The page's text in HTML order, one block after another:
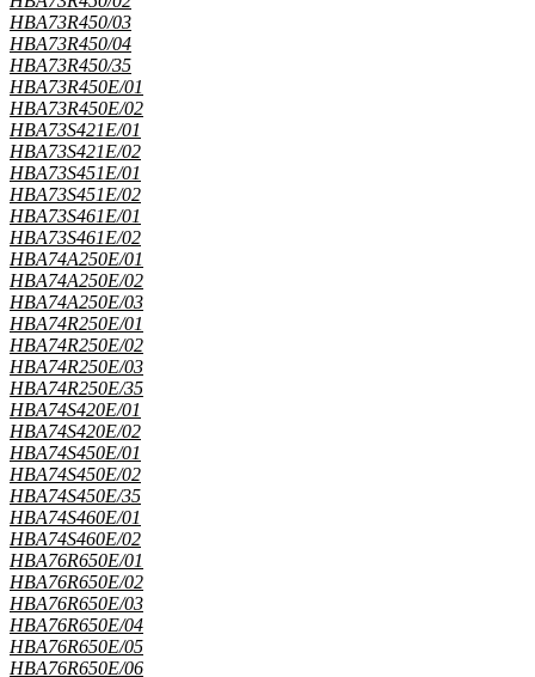
HBA73R450/03
HBA73R450/04
HBA73R450/35
HBA73R450E/01
HBA73R450E/02
HBA73S421E/01
HBA73S421E/02
HBA73S451E/01
HBA73S451E/02
HBA73S461E/01
HBA73S461E/02
HBA74A250E/01
HBA74A250E/02
HBA74A250E/03
HBA74R250E/01
HBA74R250E/02
HBA74R250E/03
HBA74R250E/35
HBA74S420E/01
HBA74S420E/02
HBA74S450E/01
HBA74S450E/02
HBA74S450E/35
HBA74S460E/01
HBA74S460E/02
HBA76R650E/01
HBA76R650E/02
HBA76R650E/03
HBA76R650E/04
HBA76R650E/05
HBA76R650E/06